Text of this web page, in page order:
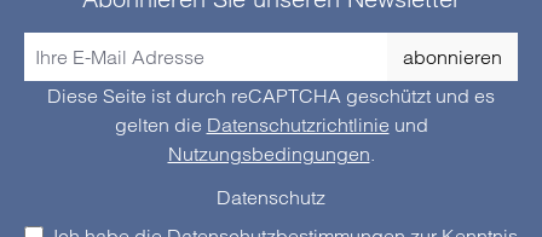
abonnieren
Diese Seite ist durch reCAPTCHA geschützt und es
gelten die Datenschutzrichtlinie und
Nutzungsbedingungen.
Datenschutz